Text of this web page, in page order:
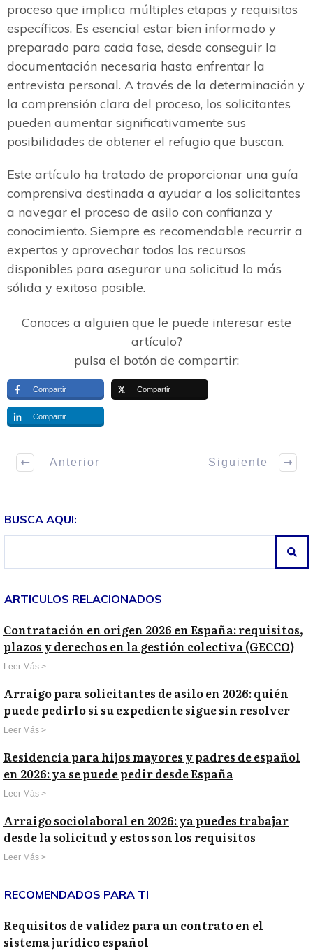
proceso que implica múltiples etapas y requisitos
específicos. Es esencial estar bien informado y
preparado para cada fase, desde conseguir la
documentación necesaria hasta enfrentar la
entrevista personal. A través de la determinación y
la comprensión clara del proceso, los solicitantes
pueden aumentar significativamente sus
posibilidades de obtener el refugio que buscan.
Este artículo ha tratado de proporcionar una guía
comprensiva destinada a ayudar a los solicitantes
a navegar el proceso de asilo con confianza y
conocimiento. Siempre es recomendable recurrir a
expertos y aprovechar todos los recursos
disponibles para asegurar una solicitud lo más
sólida y exitosa posible.
Conoces a alguien que le puede interesar este
artículo?
pulsa el botón de compartir:
Compartir Compartir
Compartir
Anterior Siguiente
BUSCA AQUI:
ARTICULOS RELACIONADOS
Contratación en origen 2026 en España: requisitos,
plazos y derechos en la gestión colectiva (GECCO)
Leer Más >
Arraigo para solicitantes de asilo en 2026: quién
puede pedirlo si su expediente sigue sin resolver
Leer Más >
Residencia para hijos mayores y padres de español
en 2026: ya se puede pedir desde España
Leer Más >
Arraigo sociolaboral en 2026: ya puedes trabajar
desde la solicitud y estos son los requisitos
Leer Más >
RECOMENDADOS PARA TI
Requisitos de validez para un contrato en el
sistema jurídico español